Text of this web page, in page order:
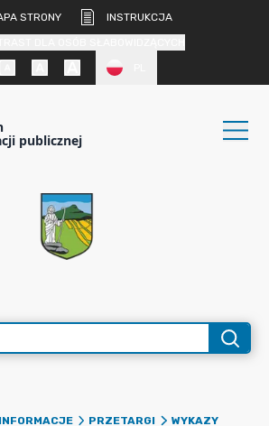
STRONY
INSTRUKCJA
publicznej
INFORMACJE PRZETARGI
WYKAZY